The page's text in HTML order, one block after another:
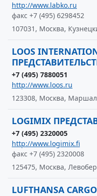
http://www.labko.ru
факс +7 (495) 6298452
107031, Москва,
LOOS
+7 (495) 7880051
http://www.loos.ru
123308, Москва,
LOGIMIX
+7 (495) 2320005
http://www.logimix.fi
факс +7 (495) 2320008
125475, Москва,
LUFTHANSA